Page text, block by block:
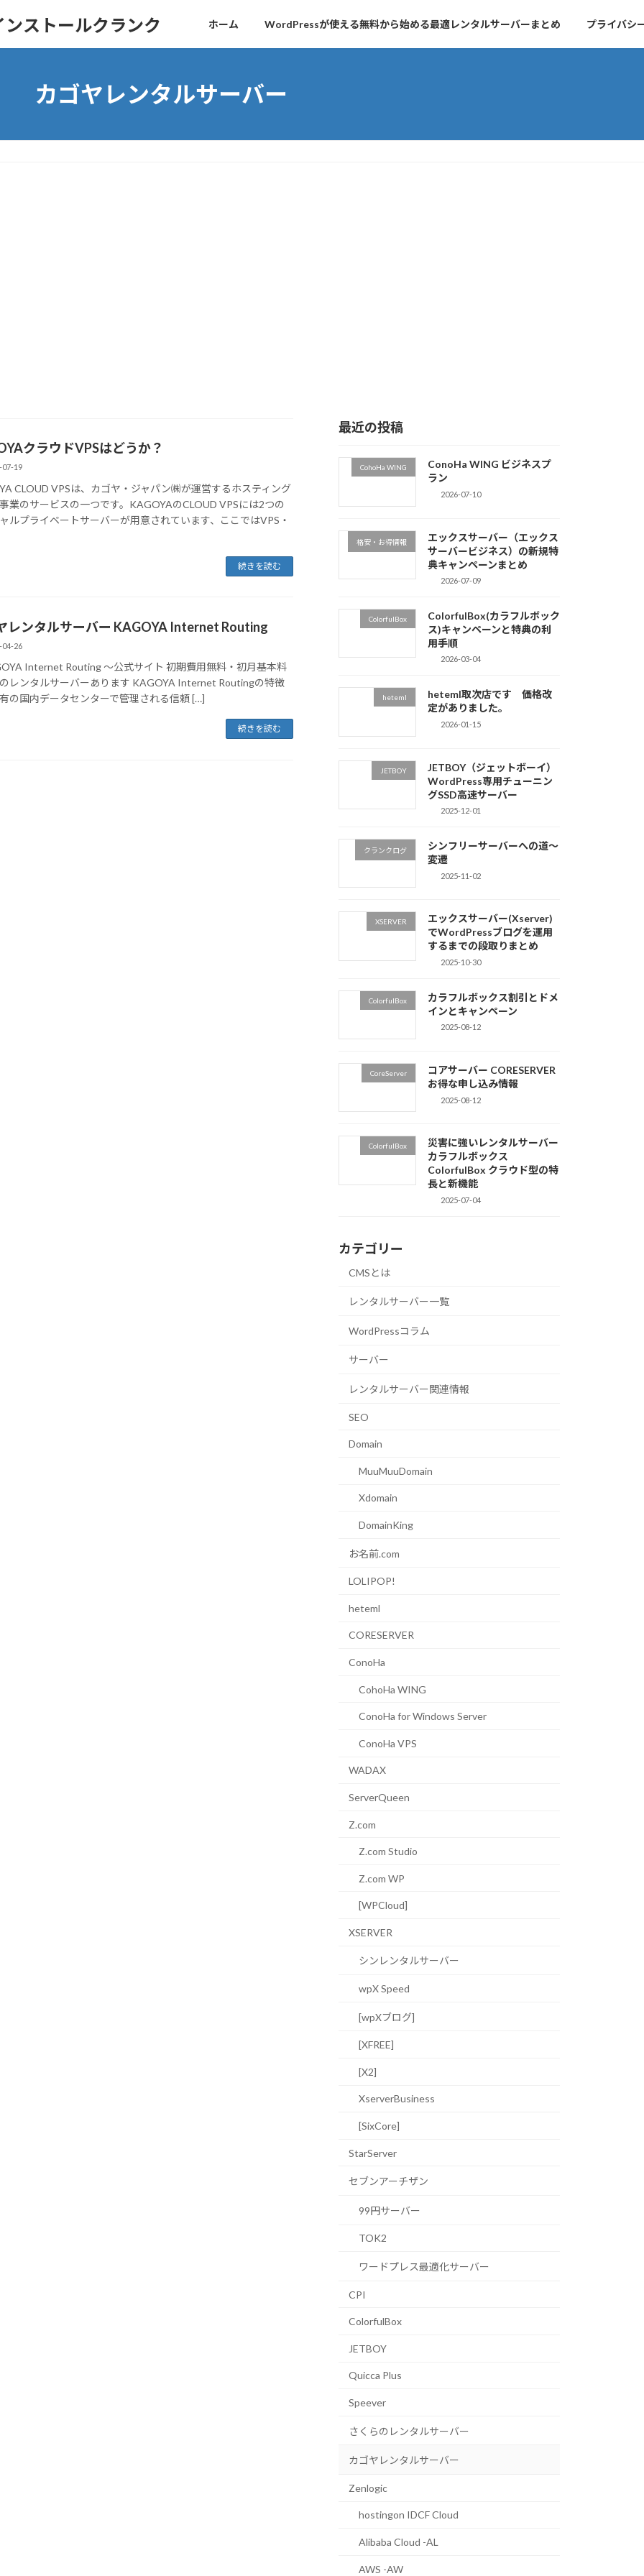
ストールクランク ホーム WordPressが使える無料から始める最適レンタルサーバーまとめ プライバシ
カゴヤレンタルサーバー
クラウドVPSはどうか？
07-19
CLOUD VPSは、カゴヤ・ジャパン㈱が運営するホスティング
業のサービスの一つです。KAGOYAのCLOUD VPSには2つの
ルプライベートサーバーが用意されています、ここではVPS・
続きを読む
レンタルサーバー KAGOYA Internet Routing
04-26
Internet Routing ～公式サイト 初期費用無料・初月基本料
レンタルサーバーあります KAGOYA Internet Routingの特徴
の国内データセンターで管理される信頼 […]
続きを読む
最近の投稿
CohoHa WING
ConoHa WING ビジネスプ
ラン
2026-07-10
格安・お得情報
エックスサーバー（エックス
サーバービジネス）の新規特
典キャンペーンまとめ
2026-07-09
ColorfulBox
ColorfulBox(カラフルボック
ス)キャンペーンと特典の利
用手順
2026-03-04
heteml
heteml取次店です 価格改
定がありました。
2026-01-15
JETBOY
JETBOY（ジェットボーイ）
WordPress専用チューニン
グSSD高速サーバー
2025-12-01
クランクログ
シンフリーサーバーへの道～
変遷
2025-11-02
XSERVER
エックスサーバー(Xserver)
でWordPressブログを運用
するまでの段取りまとめ
2025-10-30
ColorfulBox
カラフルボックス割引とドメ
インとキャンペーン
2025-08-12
CoreServer
コアサーバー CORESERVER
お得な申し込み情報
2025-08-12
ColorfulBox
災害に強いレンタルサーバー
カラフルボックス
ColorfulBox クラウド型の特
長と新機能
2025-07-04
カテゴリー
CMSとは
レンタルサーバー一覧
WordPressコラム
サーバー
レンタルサーバー関連情報
SEO
Domain
MuuMuuDomain
Xdomain
DomainKing
お名前.com
LOLIPOP!
heteml
CORESERVER
ConoHa
CohoHa WING
ConoHa for Windows Server
ConoHa VPS
WADAX
ServerQueen
Z.com
Z.com Studio
Z.com WP
[WPCloud]
XSERVER
シンレンタルサーバー
wpX Speed
[wpXブログ]
[XFREE]
[X2]
XserverBusiness
[SixCore]
StarServer
セブンアーチザン
99円サーバー
TOK2
ワードプレス最適化サーバー
CPI
ColorfulBox
JETBOY
Quicca Plus
Speever
さくらのレンタルサーバー
カゴヤレンタルサーバー
Zenlogic
hostingon IDCF Cloud
Alibaba Cloud -AL
AWS -AW